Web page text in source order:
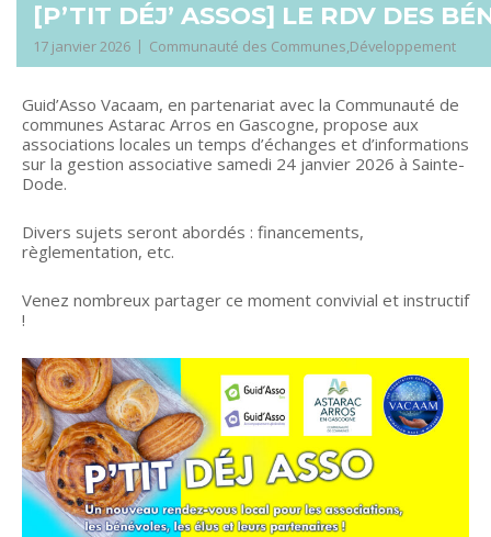
[P’TIT DÉJ’ ASSOS] LE RDV DES
17 janvier 2026 Communauté des Communes,Développement
Guid’Asso Vacaam, en partenariat avec la Communauté de
communes Astarac Arros en Gascogne, propose aux
associations locales un temps d’échanges et d’informations
sur la gestion associative samedi 24 janvier 2026 à Sainte-
Dode.
Divers sujets seront abordés : financements,
règlementation, etc.
Venez nombreux partager ce moment convivial et instructif
!